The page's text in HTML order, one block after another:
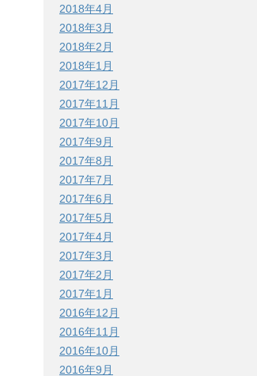
2018年4月
2018年3月
2018年2月
2018年1月
2017年12月
2017年11月
2017年10月
2017年9月
2017年8月
2017年7月
2017年6月
2017年5月
2017年4月
2017年3月
2017年2月
2017年1月
2016年12月
2016年11月
2016年10月
2016年9月